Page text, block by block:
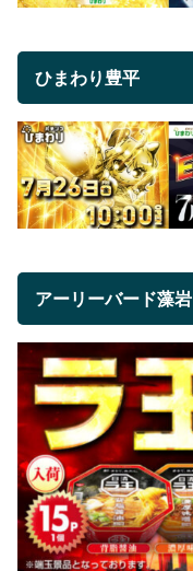
ひまわり豊平
アーリーバード藻岩